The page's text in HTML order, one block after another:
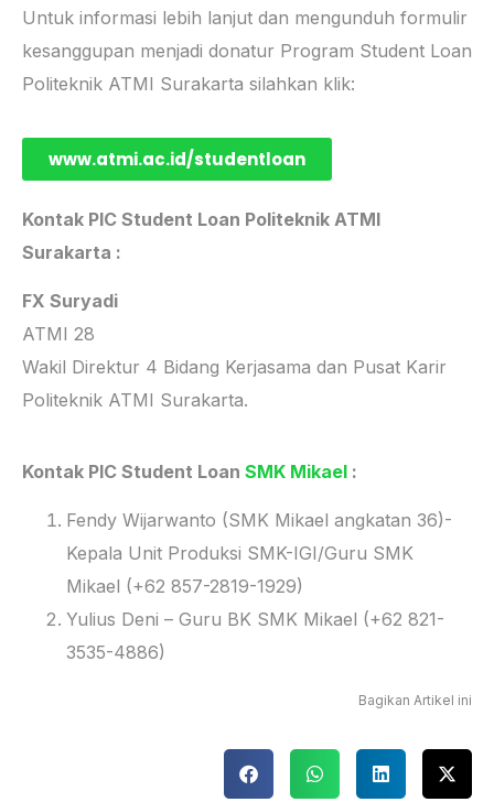
Untuk informasi lebih lanjut dan mengunduh formulir
kesanggupan menjadi donatur Program Student Loan
Politeknik ATMI Surakarta silahkan klik:
www.atmi.ac.id/studentloan
Kontak PIC Student Loan Politeknik ATMI
Surakarta :
FX Suryadi
ATMI 28
Wakil Direktur 4 Bidang Kerjasama dan Pusat Karir
Politeknik ATMI Surakarta.
Kontak PIC Student Loan SMK Mikael :
Fendy Wijarwanto (SMK Mikael angkatan 36)-
Kepala Unit Produksi SMK-IGI/Guru SMK
Mikael (+62 857-2819-1929)
Yulius Deni – Guru BK SMK Mikael (+62 821-
3535-4886)
Bagikan Artikel ini